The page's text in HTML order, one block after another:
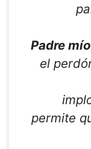
Padre mío
el
permite